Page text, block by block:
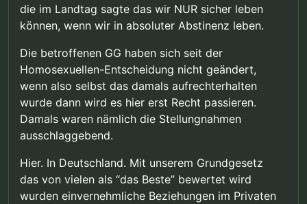
die im Landtag sagte das wir NUR sicher leben
können, wenn wir in absoluter Abstinenz leben.
Die betroffenen GG haben sich seit der
Homosexuellen-Entscheidung nicht geändert,
wenn also selbst das damals aufrechterhalten
wurde dann wird es hier erst Recht passieren.
Damals waren nämlich die Stellungnahmen
ausschlaggebend.
Hier. In Deutschland. Mit unserem Grundgesetz
das von vielen als “das Beste” bewertet wird
wurden einvernehmliche Beziehungen im Privaten